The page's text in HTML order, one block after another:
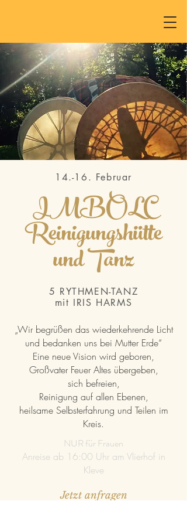
14.-16. Februar
IMBOLC
Reinigungshütte
und Tanz
5 RYTHMEN-TANZ
mit IRIS HARMS
„Wir begrüßen das wiederkehrende Licht
und bedanken uns bei Mutter Erde“
Eine neue Vision wird geboren,
Großvater Feuer Altes übergeben,
sich befreien,
Reinigung auf allen Ebenen,
heilsame Selbsterfahrung und Teilen im
Kreis.
NUR für Frauen
Anreise ab 16:00 Uhr am Vlierhof in
Kleve
Jetzt anfragen